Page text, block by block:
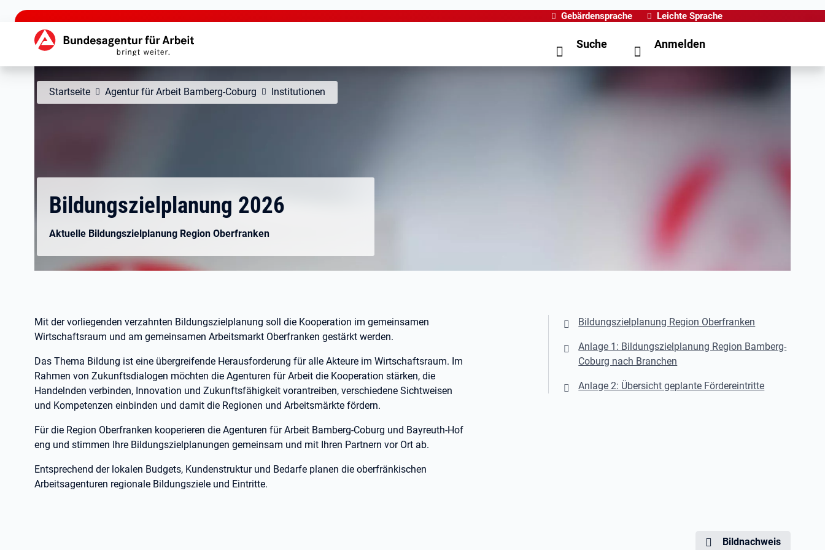
zu den Hauptinhalten springen
Gebärdensprache Leichte Sprache
Hauptnavigation Suche Anmelden
Startseite Agentur für Arbeit Bamberg-Coburg Institutionen
Bildungszielplanung 2026
Aktuelle Bildungszielplanung Region Oberfranken
Mit der vorliegenden verzahnten Bildungszielplanung soll die Kooperation im gemeinsamen
Wirtschaftsraum und am gemeinsamen Arbeitsmarkt Oberfranken gestärkt werden.
Das Thema Bildung ist eine übergreifende Herausforderung für alle Akteure im Wirtschaftsraum. Im
Rahmen von Zukunftsdialogen möchten die Agenturen für Arbeit die Kooperation stärken, die
Handelnden verbinden, Innovation und Zukunftsfähigkeit vorantreiben, verschiedene Sichtweisen
und Kompetenzen einbinden und damit die Regionen und Arbeitsmärkte fördern.
Für die Region Oberfranken kooperieren die Agenturen für Arbeit Bamberg-Coburg und Bayreuth-Hof
eng und stimmen Ihre Bildungszielplanungen gemeinsam und mit Ihren Partnern vor Ort ab.
Entsprechend der lokalen Budgets, Kundenstruktur und Bedarfe planen die oberfränkischen
Arbeitsagenturen regionale Bildungsziele und Eintritte.
Bildungszielplanung Region Oberfranken
Anlage 1: Bildungszielplanung Region Bamberg-
Coburg nach Branchen
Anlage 2: Übersicht geplante Fördereintritte
Bildnachweis